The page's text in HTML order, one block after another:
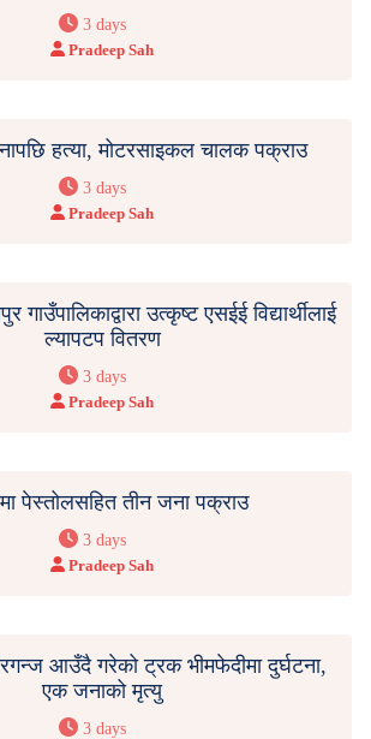
3 days
Pradeep Sah
हत्या, मोटरसाइकल चालक पक्राउ
3 days
Pradeep Sah
गाउँपालिकाद्वारा उत्कृष्ट एसईई विद्यार्थीलाई
ल्यापटप वितरण
3 days
Pradeep Sah
पेस्तोलसहित तीन जना पक्राउ
3 days
Pradeep Sah
आउँदै गरेको ट्रक भीमफेदीमा दुर्घटना,
एक जनाको मृत्यु
3 days